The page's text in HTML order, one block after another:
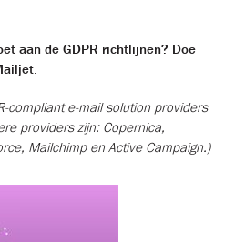
aan de GDPR richtlijnen? Doe
.
compliant e-mail solution providers
providers zijn: Copernica,
Mailchimp en Active Campaign.)